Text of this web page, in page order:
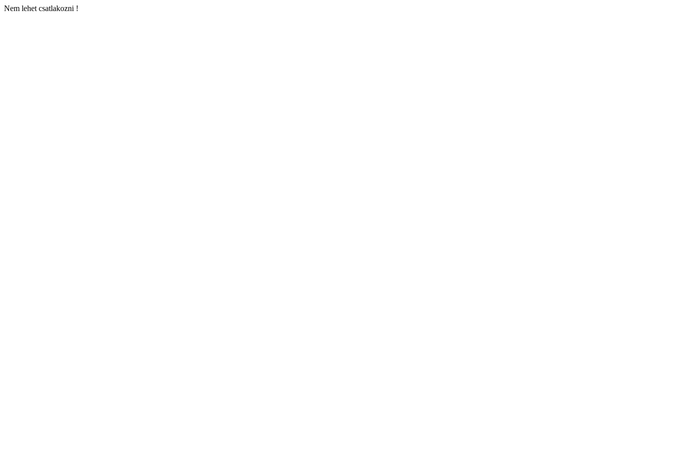
Nem lehet csatlakozni !